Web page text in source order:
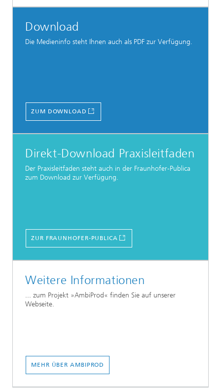
Download
Die Medieninfo steht Ihnen auch als PDF zur Verfügung.
ZUM DOWNLOAD
Direkt-Download Praxisleitfaden
Der Praxisleitfaden steht auch in der Fraunhofer-Publica
zum Download zur Verfügung.
ZUR FRAUNHOFER-PUBLICA
Weitere Informationen
... zum Projekt »AmbiProd« finden Sie auf unserer
Webseite.
MEHR ÜBER AMBIPROD